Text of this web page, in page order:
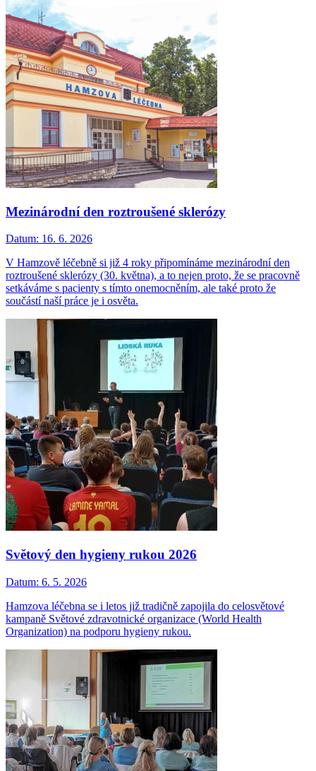
Mezinárodní den roztroušené sklerózy
Datum: 16. 6. 2026
V Hamzově léčebně si již 4 roky připomínáme mezinárodní den
roztroušené sklerózy (30. května), a to nejen proto, že se pracovně
setkáváme s pacienty s tímto onemocněním, ale také proto že
součástí naší práce je i osvěta.
Světový den hygieny rukou 2026
Datum: 6. 5. 2026
Hamzova léčebna se i letos již tradičně zapojila do celosvětové
kampaně Světové zdravotnické organizace (World Health
Organization) na podporu hygieny rukou.